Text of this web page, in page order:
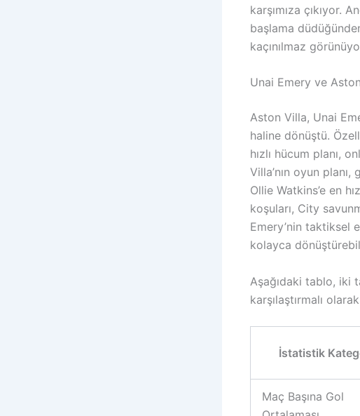
karşımıza çıkıyor.
başlama
kaçınılmaz
Unai Emery ve
Aston Villa, Unai
haline dönüştü.
hızlı hücum planı,
Villa’nın oyun
Ollie Watkins’e en
koşuları, City
Emery’nin taktiksel
kolayca
Aşağıdaki tablo, iki
karşılaştırmalı
İstatistik
Maç Başına Gol